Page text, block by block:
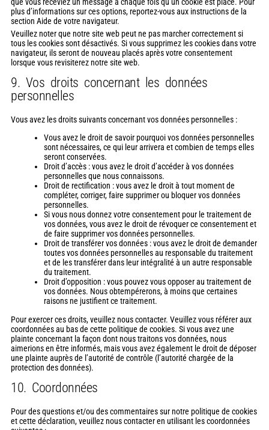
plus d’informations sur ces options, reportez-vous aux instructions de la
section Aide de votre navigateur.
Veuillez noter que notre site web peut ne pas marcher correctement si
tous les cookies sont désactivés. Si vous supprimez les cookies dans votre
navigateur, ils seront de nouveau placés après votre consentement
lorsque vous revisiterez notre site web.
9. Vos droits concernant les données
personnelles
Vous avez les droits suivants concernant vos données personnelles :
Vous avez le droit de savoir pourquoi vos données personnelles
sont nécessaires, ce qui leur arrivera et combien de temps elles
seront conservées.
Droit d’accès : vous avez le droit d’accéder à vos données
personnelles que nous connaissons.
Droit de rectification : vous avez le droit à tout moment de
compléter, corriger, faire supprimer ou bloquer vos données
personnelles.
Si vous nous donnez votre consentement pour le traitement de
vos données, vous avez le droit de révoquer ce consentement et
de faire supprimer vos données personnelles.
Droit de transférer vos données : vous avez le droit de demander
toutes vos données personnelles au responsable du traitement
et de les transférer dans leur intégralité à un autre responsable
du traitement.
Droit d’opposition : vous pouvez vous opposer au traitement de
vos données. Nous obtempérerons, à moins que certaines
raisons ne justifient ce traitement.
Pour exercer ces droits, veuillez nous contacter. Veuillez vous référer aux
coordonnées au bas de cette politique de cookies. Si vous avez une
plainte concernant la façon dont nous traitons vos données, nous
aimerions en être informés, mais vous avez également le droit de déposer
une plainte auprès de l’autorité de contrôle (l’autorité chargée de la
protection des données).
10. Coordonnées
Pour des questions et/ou des commentaires sur notre politique de cookies
et cette déclaration, veuillez nous contacter en utilisant les coordonnées